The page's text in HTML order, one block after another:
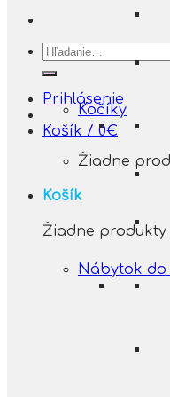
Hľadať:
Prihlásenie
Košík / 0€
Žiadne
Košík
Žiadne produkty
Kočíky
Nábytok do